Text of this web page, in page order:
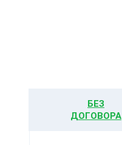
БЕЗ
ДОГОВОРА